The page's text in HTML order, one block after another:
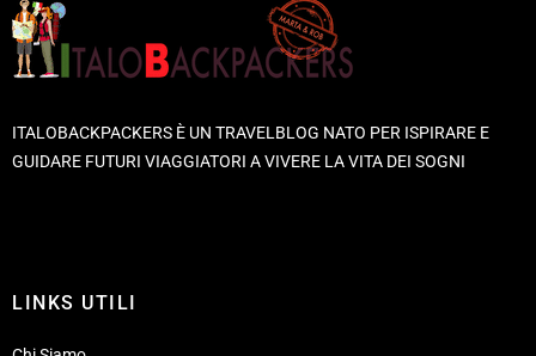
ITALOBACKPACKERS È UN TRAVELBLOG NATO PER ISPIRARE E
GUIDARE FUTURI VIAGGIATORI A VIVERE LA VITA DEI SOGNI
LINKS UTILI